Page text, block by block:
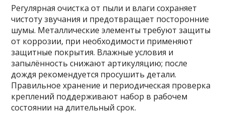
Регулярная очистка от пыли и влаги сохраняет
чистоту звучания и предотвращает посторонние
шумы. Металлические элементы требуют защиты
от коррозии, при необходимости применяют
защитные покрытия. Влажные условия и
запылённость снижают артикуляцию; после
дождя рекомендуется просушить детали.
Правильное хранение и периодическая проверка
креплений поддерживают набор в рабочем
состоянии на длительный срок.